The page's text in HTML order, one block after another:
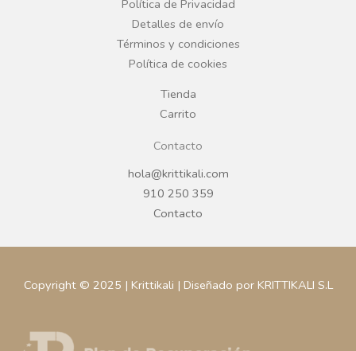
k a
Política de Privacidad
Detalles de envío
Términos y condiciones
Política de cookies
Tienda
Carrito
Contacto
hola@krittikali.com
910 250 359
Contacto
Copyright © 2025 | Krittikali | Diseñado por KRITTIKALI S.L